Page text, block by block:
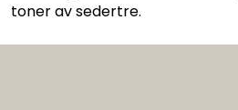
toner av sedertre.